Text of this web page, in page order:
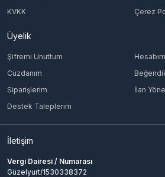
KVKK
Çerez
Üyelik
Şifremi Unuttum
Hesabım
Cüzdanım
Siparişlerim
İlan
Destek Taleplerim
İletişim
Vergi Dairesi / Numarası
Güzelyurt/1530338372